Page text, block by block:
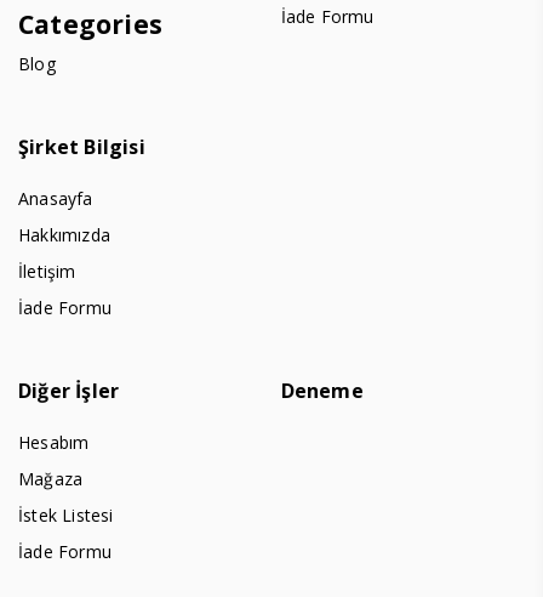
Categories
Blog
Şirket Bilgisi
Anasayfa
Hakkımızda
İletişim
İade Formu
İade Formu
Diğer İşler
Hesabım
Mağaza
İstek Listesi
İade Formu
Deneme